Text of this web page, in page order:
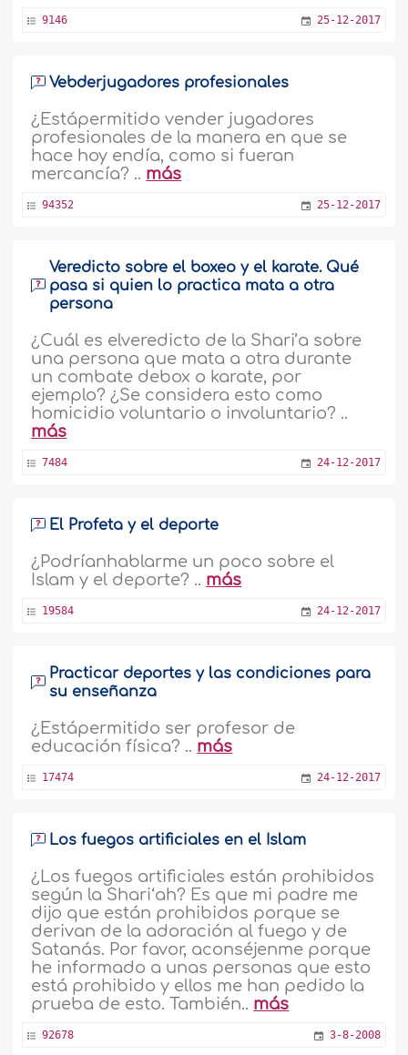
9146 25-12-2017
Vebderjugadores profesionales
¿Estápermitido vender jugadores
profesionales de la manera en que se
hace hoy endía, como si fueran
mercancía? .. más
94352 25-12-2017
Veredicto sobre el boxeo y el karate. Qué
pasa si quien lo practica mata a otra
persona
¿Cuál es elveredicto de la Shari’a sobre
una persona que mata a otra durante
un combate debox o karate, por
ejemplo? ¿Se considera esto como
homicidio voluntario o involuntario? ..
más
7484 24-12-2017
El Profeta y el deporte
¿Podríanhablarme un poco sobre el
Islam y el deporte? .. más
19584 24-12-2017
Practicar deportes y las condiciones para
su enseñanza
¿Estápermitido ser profesor de
educación física? .. más
17474 24-12-2017
Los fuegos artificiales en el Islam
¿Los fuegos artificiales están prohibidos
según la Shari‘ah? Es que mi padre me
dijo que están prohibidos porque se
derivan de la adoración al fuego y de
Satanás. Por favor, aconséjenme porque
he informado a unas personas que esto
está prohibido y ellos me han pedido la
prueba de esto. También.. más
92678 3-8-2008